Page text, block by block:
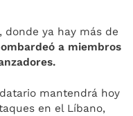
ya hay más de
a miembros
mantendrá hoy
en el Líbano,